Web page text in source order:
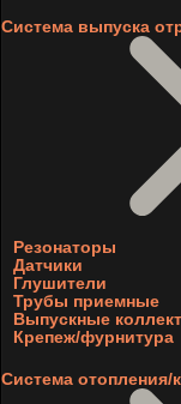
Система выпуска
Резонаторы
Датчики
Глушители
Трубы приемные
Выпускные
Крепеж/фурнитура
Система отопления/